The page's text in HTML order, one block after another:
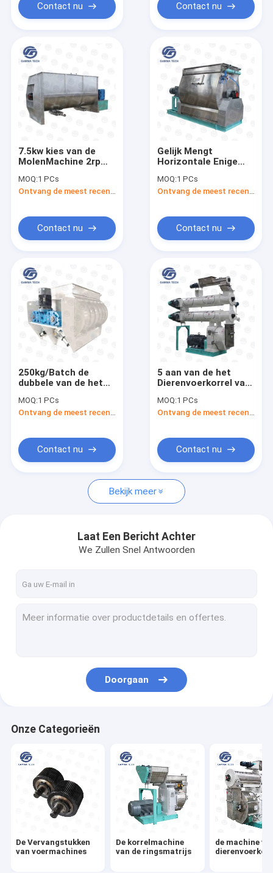
Producten
Over ons
Contacteer ons
De korrelmachine van de ringsmatrijs
de machine van de dierenvoerkorrel
de korrelmachine van het gevogeltevoer
de productielijn van het gevogeltevoer
KorrelJakobsladder
De Transportband van de korrelketting
de machine van de voermolen
Visvoerproductielijn
Voer Bulkers
Contact nu Contact nu
7.5kw kies van de
MolenMachine 2rpm
Dierenvoer het
Mengsel van het het
MOQ:1 PCs
Contact nu
Gelijk Mengt
Horizontale Enige
Machine van de
Schachtmixer
MOQ:1 PCs
Contact nu
250kg/Batch de
dubbele van de het
van de Schachtmixer
Machine van de het
MOQ:1 PCs
Contact nu
5 aan van de het
Dierenvoerkorrel van
320mm Ring Die
Poultry Farm Feed-
MOQ:1 PCs
Contact nu
Bekijk meer
Laat Een Bericht Achter
We Zullen Snel Antwoorden
Doorgaan
Onze Categorieën
De Vervangstukken
van voermachines
De korrelmachine
van de ringsmatrijs
de machine